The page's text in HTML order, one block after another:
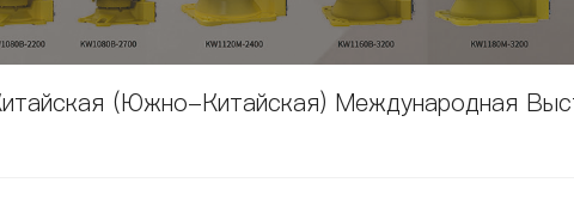
(Южно-Китайская) Международная